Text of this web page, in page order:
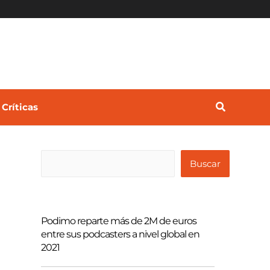
Críticas
a
r
Buscar
Podimo reparte más de 2M de euros
entre sus podcasters a nivel global en
2021